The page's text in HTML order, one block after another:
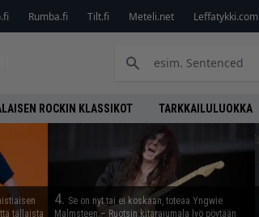
Rumba.fi Tilt.fi Meteli.net Leffatykki.com
ROCKIN KLASSIKOT TARKKAILULUOKKA
tällaista
4. Se on nyt tai ei koskaan, toteaa Yngwie
Malmsteen – Ruotsin kitarajumala lyö pöytään